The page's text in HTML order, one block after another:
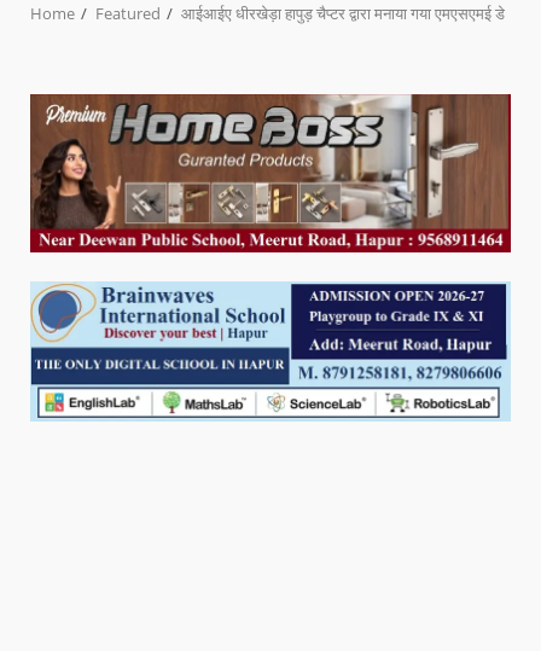
Home Featured आईआईए धीरखेड़ा हापुड़ चैप्टर द्वारा मनाया गया एमएसएमई डे